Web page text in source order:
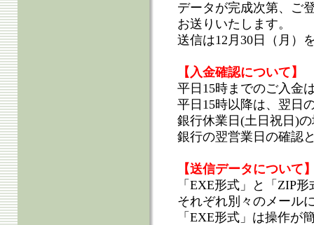
データが完成次第、ご
お送りいたします。
送信は12月30日（月）
【入金確認について】
平日15時までのご入金
平日15時以降は、翌日
銀行休業日(土日祝日)
銀行の翌営業日の確認
【送信データについて
「EXE形式」と「ZIP
それぞれ別々のメール
「EXE形式」は操作が